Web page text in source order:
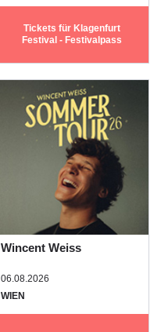
Tickets für Klagenfurt
Festival - Festivalpass
Wincent Weiss
06.08.2026
WIEN